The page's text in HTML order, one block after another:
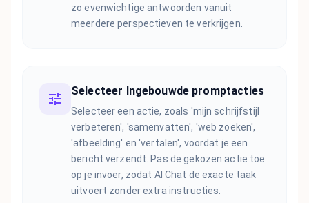
zo evenwichtige antwoorden vanuit
meerdere perspectieven te verkrijgen.
Selecteer Ingebouwde promptacties
Selecteer een actie, zoals 'mijn schrijfstijl
verbeteren', 'samenvatten', 'web zoeken',
'afbeelding' en 'vertalen', voordat je een
bericht verzendt. Pas de gekozen actie toe
op je invoer, zodat AI Chat de exacte taak
uitvoert zonder extra instructies.